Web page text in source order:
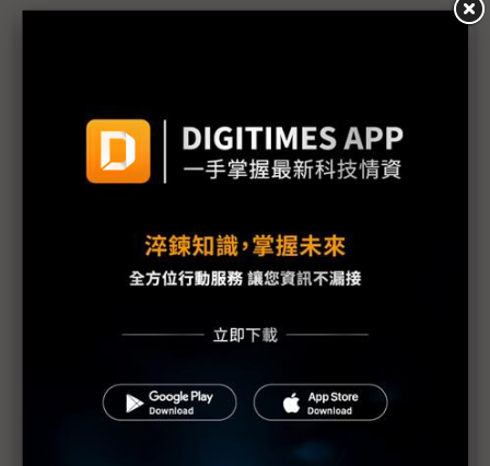
台廠競逐無人機影像感測晶片 紅外線加分項、AI演
算法必修
Embedded World聚焦無人載具 擷發楊健盟直指台
影像處理需求
佳能企業祭「固本擴張」策略 2026年營運邁向爆發